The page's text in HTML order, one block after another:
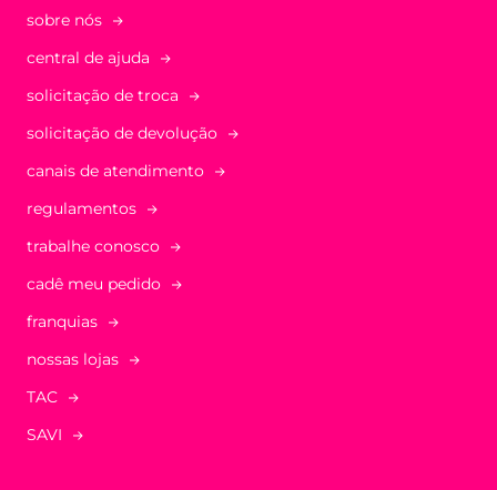
sobre nós
central de ajuda
solicitação de troca
solicitação de devolução
canais de atendimento
regulamentos
trabalhe conosco
cadê meu pedido
franquias
nossas lojas
TAC
SAVI